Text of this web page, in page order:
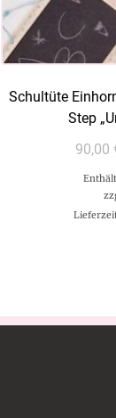
Schultüte
Step
90,00